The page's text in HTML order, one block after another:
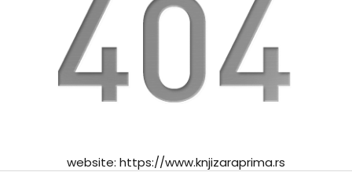
website: https://www.knjizaraprima.rs